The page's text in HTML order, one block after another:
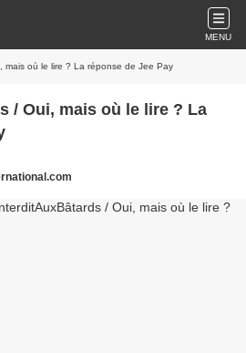
MENU
mais où le lire ? La réponse de Jee Pay
/ Oui, mais où le lire ? La